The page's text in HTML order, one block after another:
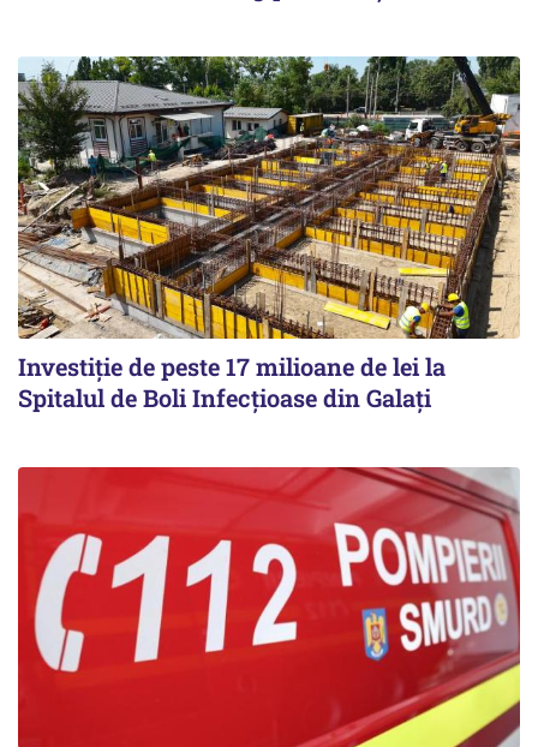
Investiție de peste 17 milioane de lei la
Spitalul de Boli Infecțioase din Galați